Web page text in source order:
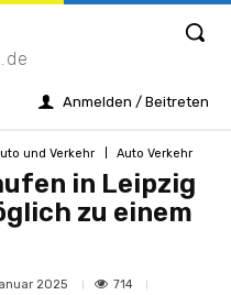
Anmelden / Beitreten
und Verkehr Auto Verkehr
in Leipzig
zu einem
2025 714